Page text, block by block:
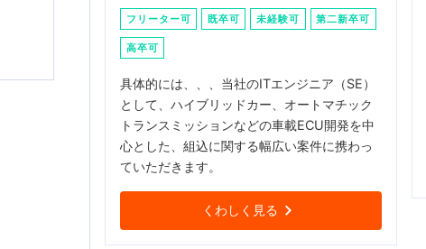
フリーター可 既卒可 未経験可 第二新卒可
高卒可
具体的には、、、当社のITエンジニア（SE）
として、ハイブリッドカー、オートマチック
トランスミッションなどの車載ECU開発を中
心とした、組込に関する幅広い案件に携わっ
ていただきます。
くわしく見る